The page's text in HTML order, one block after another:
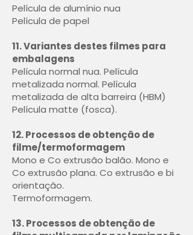
Película de alumínio nua
Película de papel
11. Variantes destes filmes para
embalagens
Película normal nua. Película
metalizada normal. Película
metalizada de alta barreira (HBM)
Película matte (fosca).
12. Processos de obtenção de
filme/termoformagem
Mono e Co extrusão balão. Mono e
Co extrusão plana. Co extrusão e bi
orientação.
Termoformagem.
13. Processos de obtenção de